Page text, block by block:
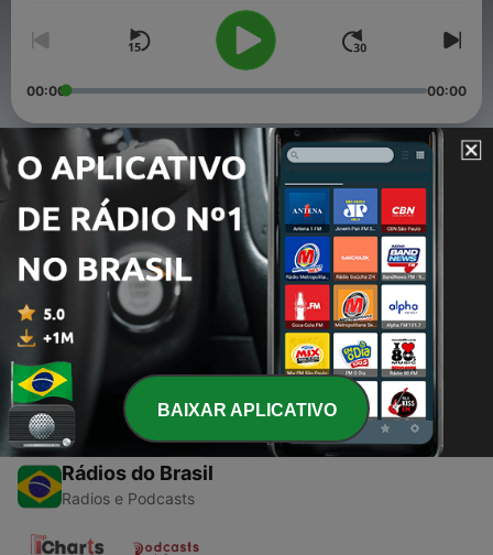
00:00 00:00
Episódios
2 - #002 - Comunicando com a Nova Geração
07 maio 2021
#001 - A Paixão na Pregação
07 maio 2021
Rádios do Brasil
Radios e Podcasts
BAIXAR APLICATIVO